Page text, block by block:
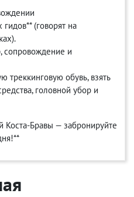
(говорят на
сопровождение и
треккинговую обувь, взять
головной убор и
Коста-Бравы — забронируйте